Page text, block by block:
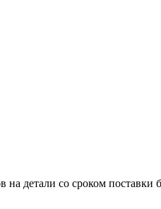
детали со сроком поставки